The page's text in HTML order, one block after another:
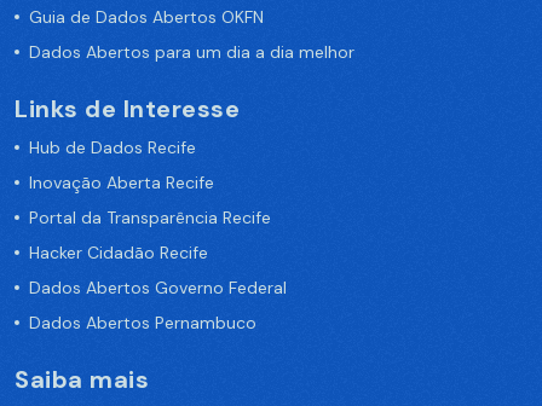
Guia de Dados Abertos OKFN
Dados Abertos para um dia a dia melhor
Links de Interesse
Hub de Dados Recife
Inovação Aberta Recife
Portal da Transparência Recife
Hacker Cidadão Recife
Dados Abertos Governo Federal
Dados Abertos Pernambuco
Saiba mais